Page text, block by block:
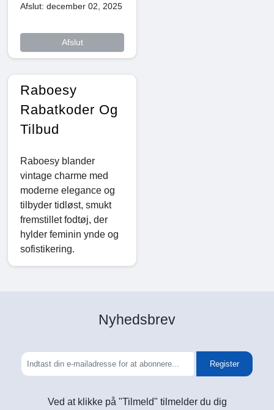
Afslut: december 02, 2025
Afslut
Raboesy
Rabatkoder Og
Tilbud
Raboesy blander
vintage charme med
moderne elegance og
tilbyder tidløst, smukt
fremstillet fodtøj, der
hylder feminin ynde og
sofistikering.
Nyhedsbrev
Register
Ved at klikke på "Tilmeld" tilmelder du dig